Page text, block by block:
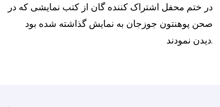
در ختم محفل اشتراک کننده گان از کتب نمایشی که در
صحن پوهنتون جوزجان به نمایش گذاشته شده بود
دیدن نمودند.